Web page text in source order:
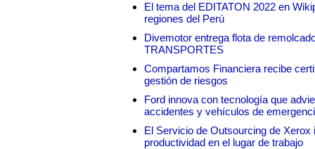
El tema del EDITATON 2022 en
regiones del Perú
Divemotor entrega flota de
TRANSPORTES
Compartamos Financiera recibe
gestión de riesgos
Ford innova con tecnología que
accidentes y vehículos de
El Servicio de Outsourcing de
productividad en el lugar de trabajo